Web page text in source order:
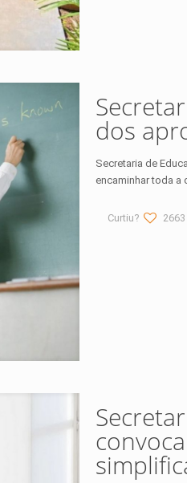
dos
Secretaria de
encaminhar toda a
Curtiu? 2663